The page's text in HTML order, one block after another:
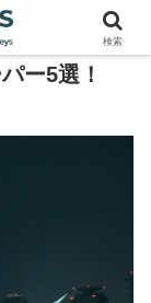
ー5選！
検索